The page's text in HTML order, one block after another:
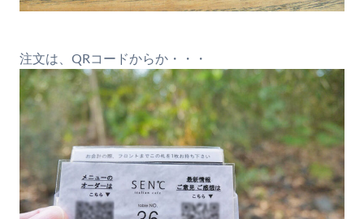
注文は、QRコードからか・・・